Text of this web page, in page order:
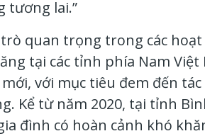
tương lai.”
quan trọng trong các
tại các tỉnh phía Nam
với mục tiêu đem đến
Kể từ năm 2020, tại tỉnh
đình có hoàn cảnh khó